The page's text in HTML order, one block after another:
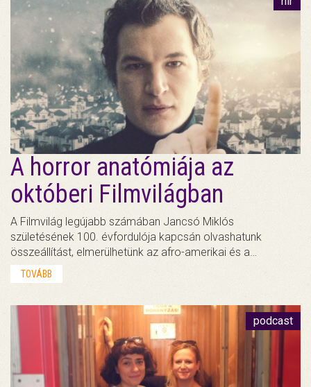
A horror anatómiája az
októberi Filmvilágban
A Filmvilág legújabb számában Jancsó Miklós
születésének 100. évfordulója kapcsán olvashatunk
összeállítást, elmerülhetünk az afro-amerikai és a…
TOVÁBB
podcast